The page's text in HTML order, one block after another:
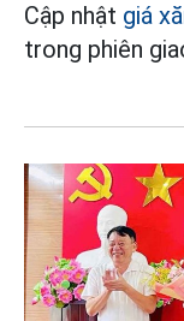
Cập nhật giá
trong phiên